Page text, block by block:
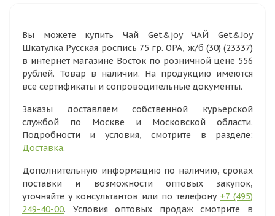
Вы можете купить Чай Get&joy ЧАЙ Get&Joy
Шкатулка Русская роспись 75 гр. ОРА, ж/б (30) (23337)
в интернет магазине Восток по розничной цене 556
рублей. Товар в наличии. На продукцию имеются
все сертификаты и сопроводительные документы.
Заказы доставляем собственной курьерской
службой по Москве и Московской области.
Подробности и условия, смотрите в разделе:
Доставка.
Дополнительную информацию по наличию, сроках
поставки и возможности оптовых закупок,
уточняйте у консультантов или по телефону +7 (495)
249-40-00. Условия оптовых продаж смотрите в